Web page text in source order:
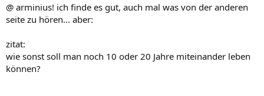
@ arminius! ich finde es gut, auch mal was von der anderen
seite zu hören... aber:
zitat:
wie sonst soll man noch 10 oder 20 Jahre miteinander leben
können?